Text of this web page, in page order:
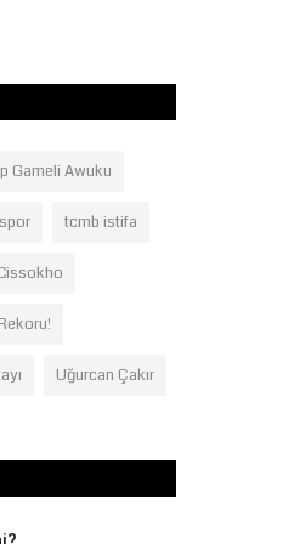
Gameli Awuku
tcmb istifa
Uğurcan Çakır